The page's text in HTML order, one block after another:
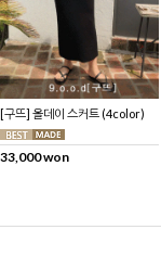
[구뜨] 올데이 스커트 (4color)
33,000 won